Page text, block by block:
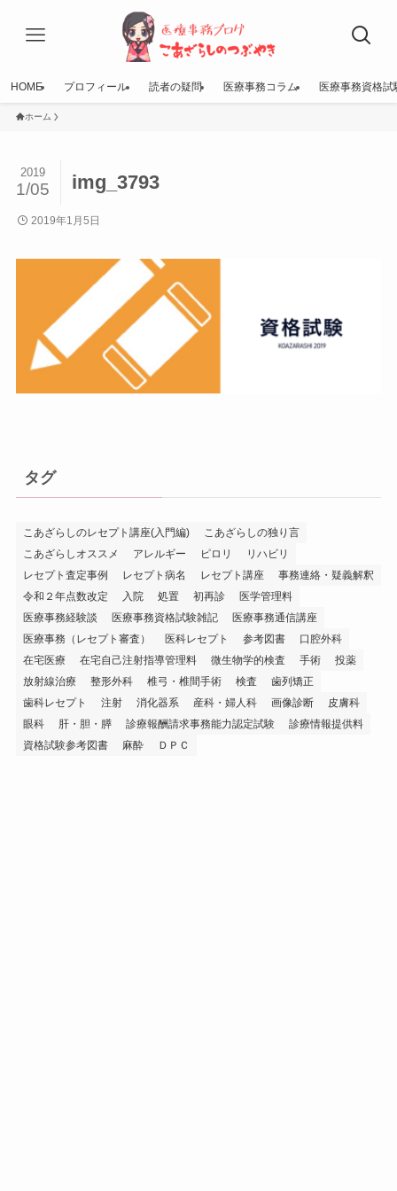
HOME プロフィール 読者の疑問 医療事務コラム 医療事務資格試
ホーム
img_3793
2019
1/05
2019年1月5日
タグ
こあざらしのレセプト講座(入門編)
こあざらしの独り言
こあざらしオススメ
アレルギー ピロリ
リハビリ
レセプト査定事例
レセプト病名 レセプト講座
事務連絡・疑義解釈
令和２年点数改定
入院 処置 初再診
医学管理料
医療事務経験談
医療事務資格試験雑記
医療事務通信講座
医療事務（レセプト審査）
医科レセプト 参考図書
口腔外科
在宅医療
在宅自己注射指導管理料 微生物学的検査 手術
投薬
放射線治療
整形外科 椎弓・椎間手術 検査
歯列矯正
歯科レセプト
注射 消化器系 産科・婦人科 画像診断
皮膚科
眼科
肝・胆・膵 診療報酬請求事務能力認定試験
診療情報提供料
資格試験参考図書
麻酔 ＤＰＣ